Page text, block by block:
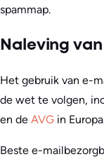
spammap.
Naleving
Het gebruik van e-
de wet te volgen,
en de AVG in
Beste e-